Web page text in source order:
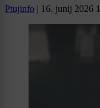
Ptujinfo | 16. junij 2026